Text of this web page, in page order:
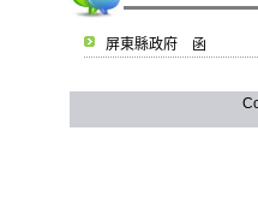
屏東縣政府 函